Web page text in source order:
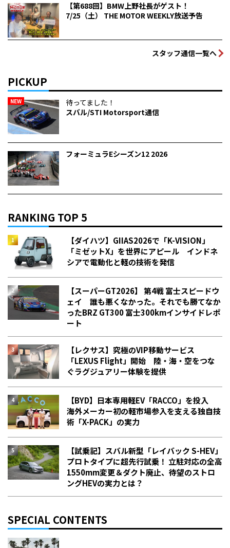
【第688回】BMW上野社長がゲスト！
7/25（土） THE MOTOR WEEKLY放送予告
スタッフ通信一覧へ
PICKUP
NEW
待ってました！
スバル/STI Motorsport通信
フォーミュラEシーズン12 2026
RANKING TOP 5
【ダイハツ】GIIAS2026で「K-VISION」
「ミゼットX」を世界にアピール インドネ
シアで電動化と軽の技術を発信
【スーパーGT2026】 第4戦 富士スピードウ
ェイ 誰も悪くなかった。それでも勝てなか
った――BRZ GT300 富士300kmインサイドレポ
ート
【レクサス】究極のVIP移動サービス
「LEXUS Flight」開始 陸・海・空をつな
ぐラグジュアリー体験を提供
【BYD】日本専用軽EV「RACCO」を投入
海外メーカー初の軽市場参入を支える独自技
術「X-PACK」の実力
【試乗記】スバル新型「レイバック S-HEV」
プロトタイプに超先行試乗！ 立駐対応の全高
1550mm変更＆ダクト廃止、待望のストロ
ングHEVの実力とは？
SPECIAL CONTENTS